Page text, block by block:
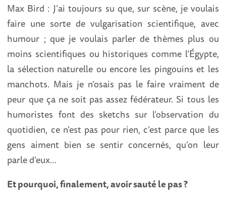
Max Bird : J’ai toujours su que, sur scène, je voulais
faire une sorte de vulgarisation scientifique, avec
humour ; que je voulais parler de thèmes plus ou
moins scientifiques ou historiques comme l’Égypte,
la sélection naturelle ou encore les pingouins et les
manchots. Mais je n’osais pas le faire vraiment de
peur que ça ne soit pas assez fédérateur. Si tous les
humoristes font des sketchs sur l’observation du
quotidien, ce n’est pas pour rien, c’est parce que les
gens aiment bien se sentir concernés, qu’on leur
parle d’eux…
Et pourquoi, finalement, avoir sauté le pas ?